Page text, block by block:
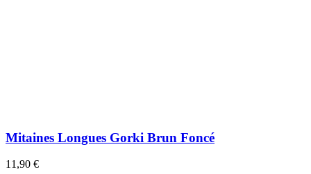
Mitaines Longues Gorki Brun Foncé
11,90 €